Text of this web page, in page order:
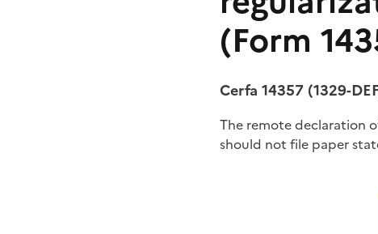
(Form
Cerfa 14357 (1329-
The remote declaration
should not file paper